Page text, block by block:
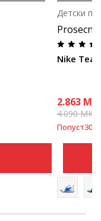
Nike
Детски
2.863
4.090MKD
Попуст30